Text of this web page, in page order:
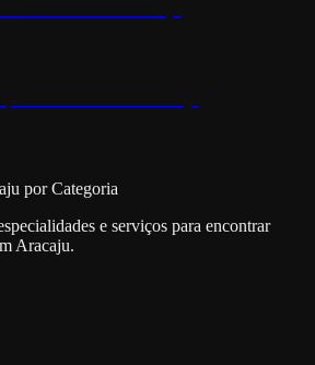
por Categoria
e serviços para encontrar
Aracaju.